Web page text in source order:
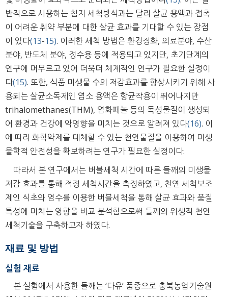
반적으로 사용하는 침지 세척방식과는 달리 살균 용액과 접촉
이 어려운 취약 부분에 대한 살균 효과를 기대할 수 있는 장점
이 있다(13-15). 이러한 세척 방법은 환경정화, 의료분야, 수산
분야, 반도체 분야, 정수용 등에 적용되고 있지만, 초기단계의
연구에 머무르고 있어 더욱더 체계적인 연구가 필요한 실정이
다(15). 또한, 식품 미생물 수의 저감효과를 향상시키기 위해 사
용되는 살균소독제인 염소 용액은 항균작용이 뛰어나지만
trihalomethanes(THM), 염화페놀 등의 독성물질이 생성되
어 환경과 건강에 악영향을 미치는 것으로 알려져 있다(16). 이
에 따라 화학약제를 대체할 수 있는 천연물질을 이용하여 미생
물학적 안전성을 확보하려는 연구가 필요한 실정이다.
따라서 본 연구에서는 버블세척 시간에 따른 들깨의 미생물
저감 효과를 통해 적정 세척시간을 측정하였고, 천연 세척보조
제인 식초와 염수를 이용한 버블세척을 통해 살균 효과와 품질
특성에 미치는 영향을 비교 분석함으로써 들깨의 위생적 천연
세척기술을 구축하고자 하였다.
재료 및 방법
실험 재료
본 실험에서 사용한 들깨는 ‘다유’ 품종으로 충북농업기술원